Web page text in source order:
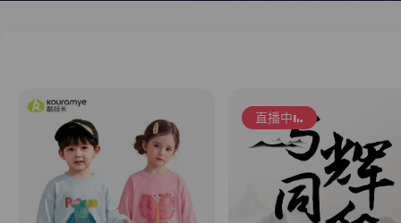
直播中